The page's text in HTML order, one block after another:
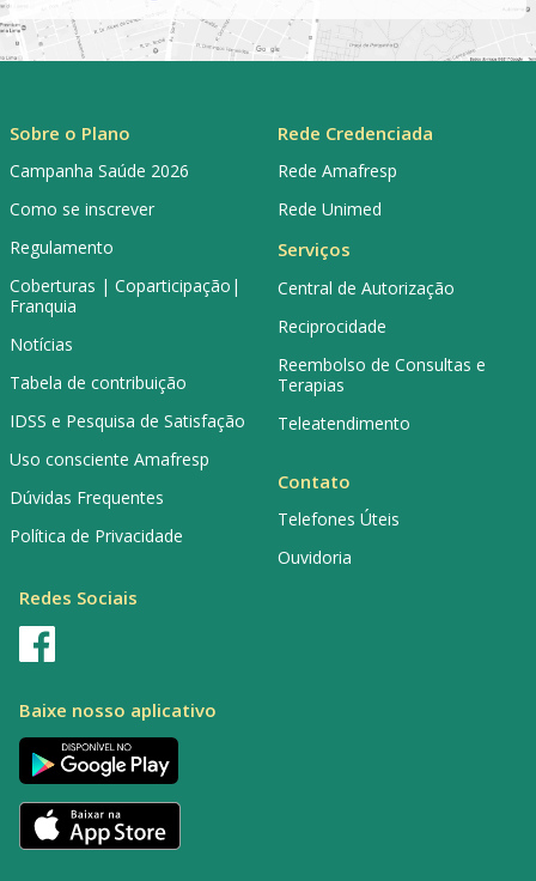
Sobre o Plano
Campanha Saúde 2026
Como se inscrever
Regulamento
Coberturas | Coparticipação|
Franquia
Notícias
Tabela de contribuição
IDSS e Pesquisa de Satisfação
Uso consciente Amafresp
Dúvidas Frequentes
Política de Privacidade
Rede Credenciada
Rede Amafresp
Rede Unimed
Serviços
Central de Autorização
Reciprocidade
Reembolso de Consultas e
Terapias
Teleatendimento
Contato
Telefones Úteis
Ouvidoria
Redes Sociais
Baixe nosso aplicativo